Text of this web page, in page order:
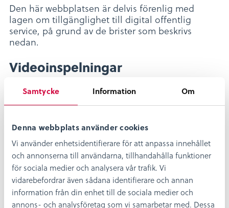
Samtycke Information Om
Denna webbplats använder cookies
Vi använder enhetsidentifierare för att anpassa innehållet
och annonserna till användarna, tillhandahålla funktioner
för sociala medier och analysera vår trafik. Vi
vidarebefordrar även sådana identifierare och annan
information från din enhet till de sociala medier och
annons- och analysföretag som vi samarbetar med. Dessa
Den här webbplatsen är delvis förenlig med
lagen om tillgänglighet till digital offentlig
service, på grund av de brister som beskrivs
nedan.
Videoinspelningar
Videoinspelningar på www.kalmarlansmuseum.se
som publicerats före (datum) saknar skriftlig
version, det vill säga transkribering och
användare som inte kan ta del av
videoinspelningar.
Syntolkning saknas
De videoinspelningar som finns publicerade
påkalmarlansmusem.se saknar syntolkning.